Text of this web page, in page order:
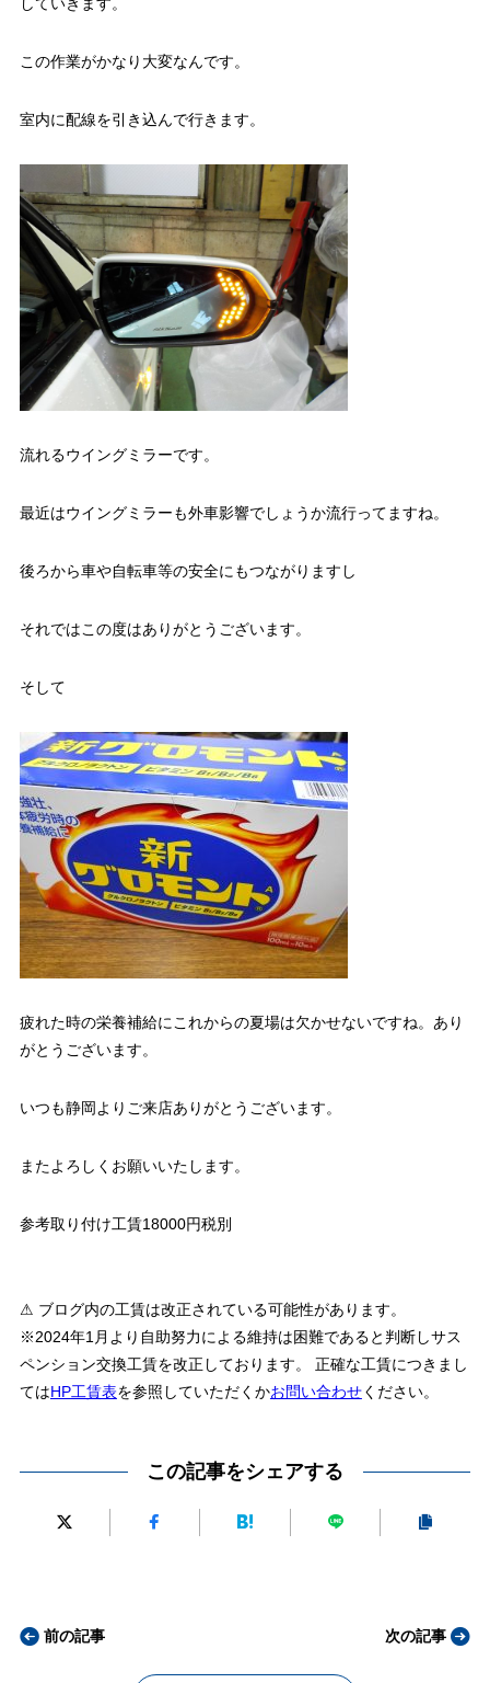
この作業がかなり大変なんです。
室内に配線を引き込んで行きます。
流れるウイングミラーです。
最近はウイングミラーも外車影響でしょうか流行ってますね。
後ろから車や自転車等の安全にもつながりますし
それではこの度はありがとうございます。
そして
疲れた時の栄養補給にこれからの夏場は欠かせないですね。あり
がとうございます。
いつも静岡よりご来店ありがとうございます。
またよろしくお願いいたします。
参考取り付け工賃18000円税別
⚠ ブログ内の工賃は改正されている可能性があります。
※2024年1月より自助努力による維持は困難であると判断しサス
ペンション交換工賃を改正しております。 正確な工賃につきまし
てはHP工賃表を参照していただくかお問い合わせください。
この記事をシェアする
前の記事 次の記事